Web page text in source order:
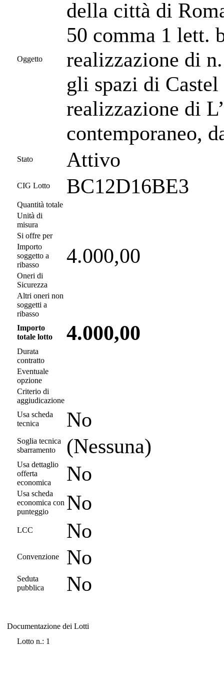
Oggetto
della città di
50 comma 1 lett.
realizzazione di
gli spazi di
realizzazione di
contemporaneo,
Stato Attivo
CIG Lotto BC12D16BE3
Quantità totale
Unità di
misura
Si offre per
Importo
soggetto a
ribasso
4.000,00
Oneri di
Sicurezza
Altri oneri non
soggetti a
ribasso
Importo
totale lotto
4.000,00
Durata
contratto
Eventuale
opzione
Criterio di
aggiudicazione
Usa scheda
tecnica
No
Soglia tecnica
sbarramento
(Nessuna)
Usa dettaglio
offerta
economica
No
Usa scheda
economica con
punteggio
No
LCC No
Convenzione No
Seduta
pubblica
No
Documentazione dei Lotti
Lotto n.: 1